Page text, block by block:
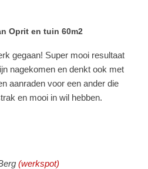
Oprit en tuin 60m2
gegaan! Super mooi resultaat
nagekomen en denkt ook met
aanraden voor een ander die
en mooi in wil hebben.
(werkspot)